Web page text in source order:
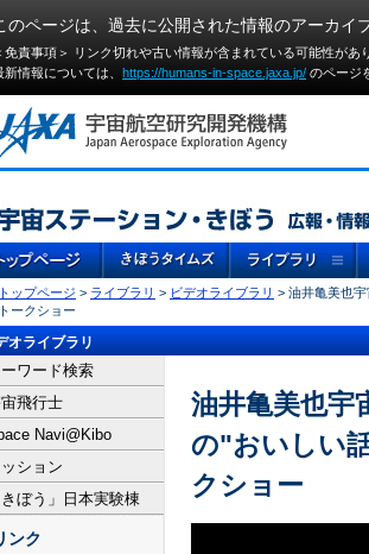
のページは、過去に公開された情報のアーカイ
免責事項＞ リンク切れや古い情報が含まれている可能性が
新情報については、 https://humans-in-space.jaxa.jp/ のページ
トップページ > ライブラリ > ビデオライブラリ > 油井亀美也
トークショー
オライブラリ
ワード検索
飛行士
Navi@Kibo
ッション
きぼう」日本実験棟
ンク
油井亀美也
の"おいしい
クショー